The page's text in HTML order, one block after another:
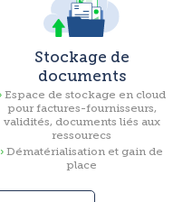
Stockage de
documents
Espace de stockage en cloud
pour factures-fournisseurs,
validités, documents liés aux
ressourecs
Dématérialisation et gain de
place